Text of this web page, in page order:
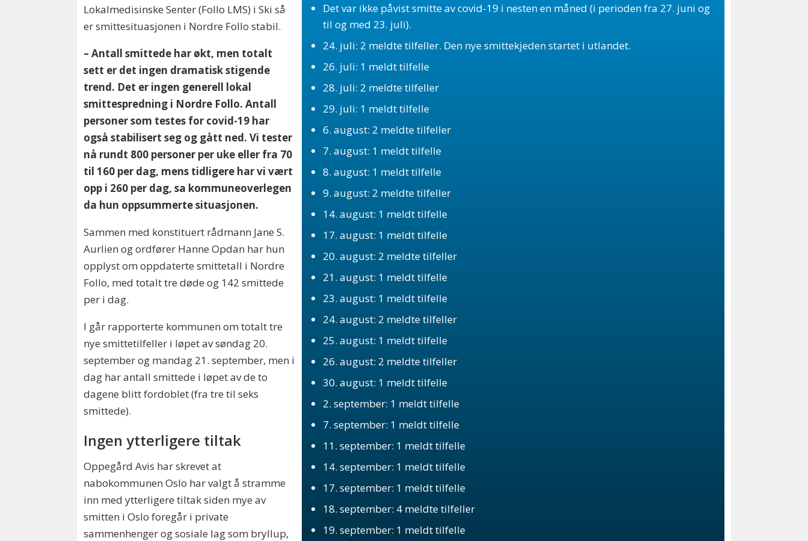
Det var ikke påvist smitte av covid-19 i nesten en måned (i perioden fra 27. juni og
til og med 23. juli).
24. juli: 2 meldte tilfeller. Den nye smittekjeden startet i utlandet.
26. juli: 1 meldt tilfelle
28. juli: 2 meldte tilfeller
29. juli: 1 meldt tilfelle
6. august: 2 meldte tilfeller
7. august: 1 meldt tilfelle
8. august: 1 meldt tilfelle
9. august: 2 meldte tilfeller
14. august: 1 meldt tilfelle
17. august: 1 meldt tilfelle
20. august: 2 meldte tilfeller
21. august: 1 meldt tilfelle
23. august: 1 meldt tilfelle
24. august: 2 meldte tilfeller
25. august: 1 meldt tilfelle
26. august: 2 meldte tilfeller
30. august: 1 meldt tilfelle
2. september: 1 meldt tilfelle
7. september: 1 meldt tilfelle
11. september: 1 meldt tilfelle
14. september: 1 meldt tilfelle
17. september: 1 meldt tilfelle
18. september: 4 meldte tilfeller
19. september: 1 meldt tilfelle
Lokalmedisinske Senter (Follo LMS) i Ski så
er smittesituasjonen i Nordre Follo stabil.
– Antall smittede har økt, men totalt
sett er det ingen dramatisk stigende
trend. Det er ingen generell lokal
smittespredning i Nordre Follo. Antall
personer som testes for covid-19 har
også stabilisert seg og gått ned. Vi tester
nå rundt 800 personer per uke eller fra 70
til 160 per dag, mens tidligere har vi vært
opp i 260 per dag, sa kommuneoverlegen
da hun oppsummerte situasjonen.
Sammen med konstituert rådmann Jane S.
Aurlien og ordfører Hanne Opdan har hun
opplyst om oppdaterte smittetall i Nordre
Follo, med totalt tre døde og 142 smittede
per i dag.
I går rapporterte kommunen om totalt tre
nye smittetilfeller i løpet av søndag 20.
september og mandag 21. september, men i
dag har antall smittede i løpet av de to
dagene blitt fordoblet (fra tre til seks
smittede).
Ingen ytterligere tiltak
Oppegård Avis har skrevet at
nabokommunen Oslo har valgt å stramme
inn med ytterligere tiltak siden mye av
smitten i Oslo foregår i private
sammenhenger og sosiale lag som bryllup,